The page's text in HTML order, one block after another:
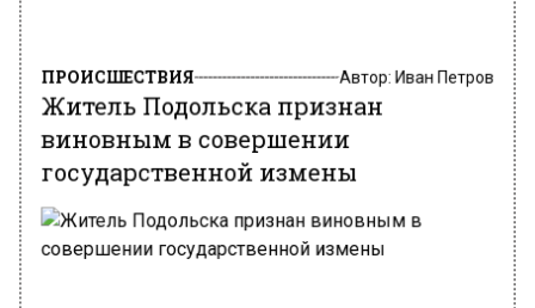
Житель Подольска признан
виновным в совершении
государственной измены